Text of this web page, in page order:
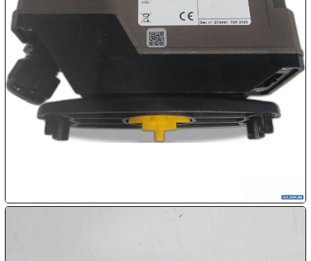
07.08:
08.08:
Megaabverkauf